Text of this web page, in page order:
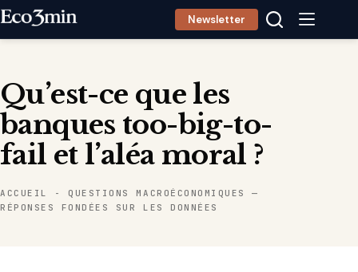
Passer
Newsletter
Qu’est-ce que les
banques too-big-to-
fail et l’aléa moral ?
ACCUEIL - QUESTIONS MACROÉCONOMIQUES —
RÉPONSES FONDÉES SUR LES DONNÉES